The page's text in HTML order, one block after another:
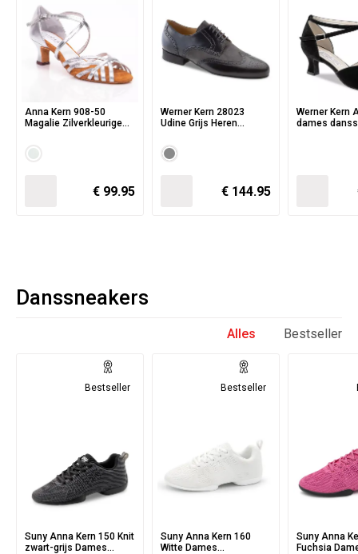
Anna Kern 908-50
Magalie Zilverkleurige
nappa Leer
€ 99.95
Werner Kern 28023
Udine Grijs Heren
nappa Leer met
geperforeerde details
€ 144.95
Werner Kern
dames
Danssneakers
Alles Bestseller
Bestseller
Suny Anna Kern 150 Knit
zwart-grijs Dames
Bestseller
Suny Anna Kern 160
Witte Dames
Suny Anna Kern
Fuchsia